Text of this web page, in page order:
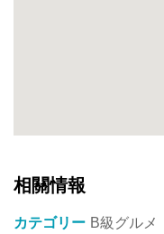
相關情報
カテゴリー B級グルメ